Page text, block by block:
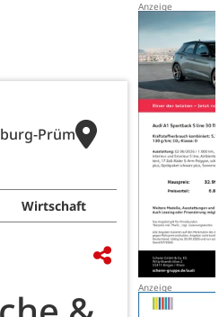
Prüm
Wirtschaft